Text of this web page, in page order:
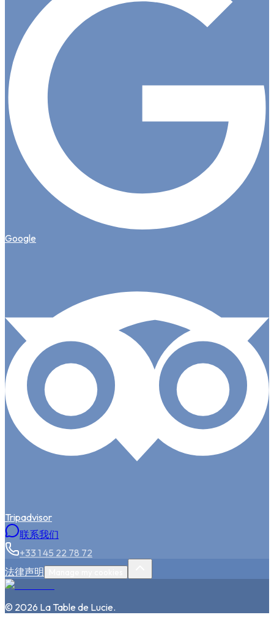
Google
Tripadvisor
联系我们
+33 1 45 22 78 72
法律声明
© 2026 La Table de Lucie.